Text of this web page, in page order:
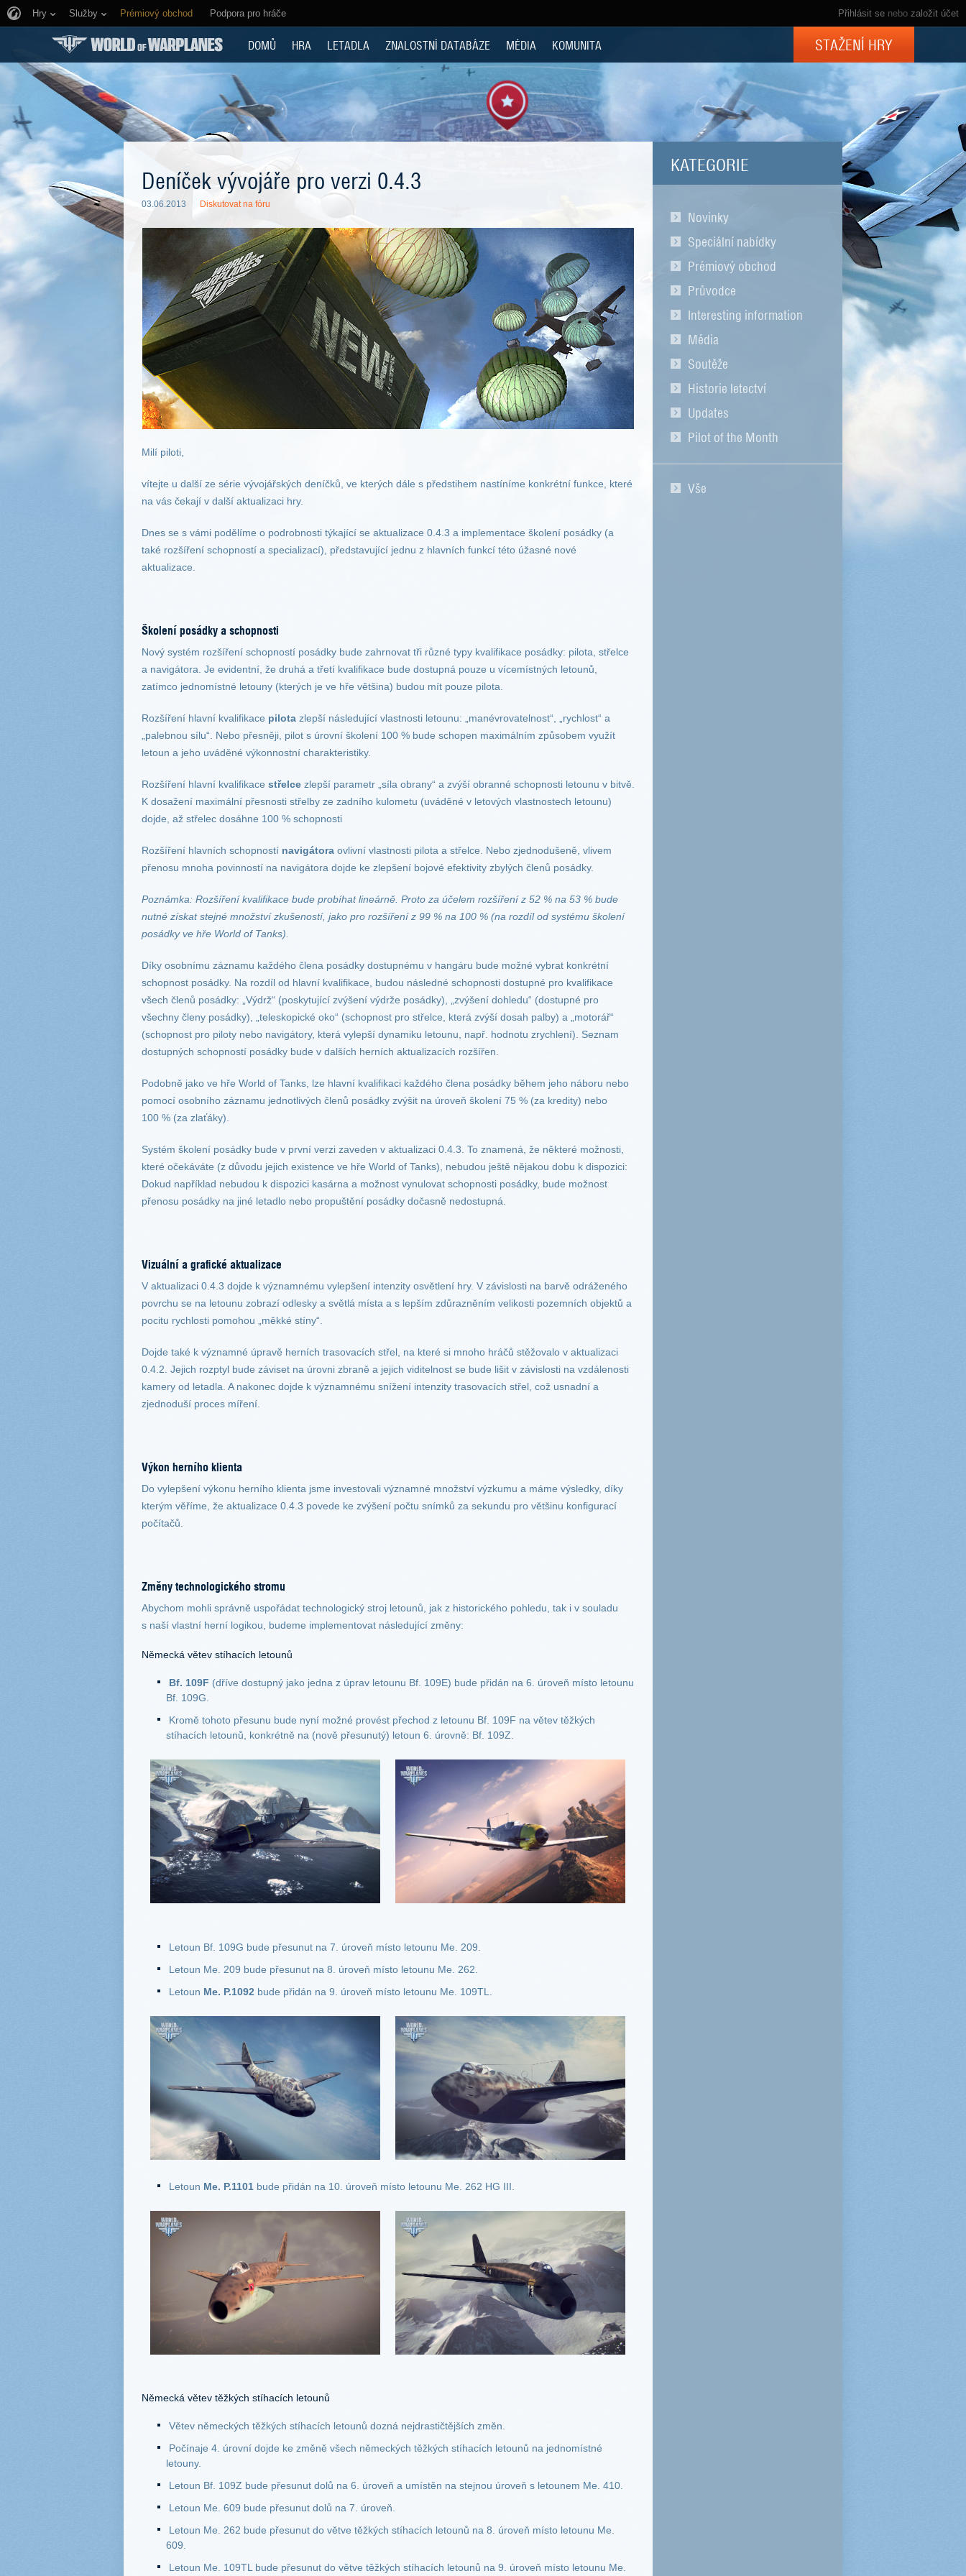
Přihlásit se nebo založit účet
Hry Služby Prémiový obchod Podpora pro hráče
DOMŮ HRA LETADLA ZNALOSTNÍ DATABÁZE MÉDIA KOMUNITA STAŽENÍ HRY
KATEGORIE
Novinky
Speciální nabídky
Prémiový obchod
Průvodce
Interesting information
Média
Soutěže
Historie letectví
Updates
Pilot of the Month
Vše
Deníček vývojáře pro verzi 0.4.3
03.06.2013 Diskutovat na fóru
Milí piloti,
vítejte u další ze série vývojářských deníčků, ve kterých dále s předstihem nastíníme konkrétní funkce, které
na vás čekají v další aktualizaci hry.
Dnes se s vámi podělíme o podrobnosti týkající se aktualizace 0.4.3 a implementace školení posádky (a
také rozšíření schopností a specializací), představující jednu z hlavních funkcí této úžasné nové
aktualizace.
Školení posádky a schopnosti
Nový systém rozšíření schopností posádky bude zahrnovat tři různé typy kvalifikace posádky: pilota, střelce
a navigátora. Je evidentní, že druhá a třetí kvalifikace bude dostupná pouze u vícemístných letounů,
zatímco jednomístné letouny (kterých je ve hře většina) budou mít pouze pilota.
Rozšíření hlavní kvalifikace pilota zlepší následující vlastnosti letounu: „manévrovatelnost“, „rychlost“ a
„palebnou sílu“. Nebo přesněji, pilot s úrovní školení 100 % bude schopen maximálním způsobem využít
letoun a jeho uváděné výkonnostní charakteristiky.
Rozšíření hlavní kvalifikace střelce zlepší parametr „síla obrany“ a zvýší obranné schopnosti letounu v bitvě.
K dosažení maximální přesnosti střelby ze zadního kulometu (uváděné v letových vlastnostech letounu)
dojde, až střelec dosáhne 100 % schopnosti
Rozšíření hlavních schopností navigátora ovlivní vlastnosti pilota a střelce. Nebo zjednodušeně, vlivem
přenosu mnoha povinností na navigátora dojde ke zlepšení bojové efektivity zbylých členů posádky.
Poznámka: Rozšíření kvalifikace bude probíhat lineárně. Proto za účelem rozšíření z 52 % na 53 % bude
nutné získat stejné množství zkušeností, jako pro rozšíření z 99 % na 100 % (na rozdíl od systému školení
posádky ve hře World of Tanks).
Díky osobnímu záznamu každého člena posádky dostupnému v hangáru bude možné vybrat konkrétní
schopnost posádky. Na rozdíl od hlavní kvalifikace, budou následné schopnosti dostupné pro kvalifikace
všech členů posádky: „Výdrž“ (poskytující zvýšení výdrže posádky), „zvýšení dohledu“ (dostupné pro
všechny členy posádky), „teleskopické oko“ (schopnost pro střelce, která zvýší dosah palby) a „motorář“
(schopnost pro piloty nebo navigátory, která vylepší dynamiku letounu, např. hodnotu zrychlení). Seznam
dostupných schopností posádky bude v dalších herních aktualizacích rozšířen.
Podobně jako ve hře World of Tanks, lze hlavní kvalifikaci každého člena posádky během jeho náboru nebo
pomocí osobního záznamu jednotlivých členů posádky zvýšit na úroveň školení 75 % (za kredity) nebo
100 % (za zlaťáky).
Systém školení posádky bude v první verzi zaveden v aktualizaci 0.4.3. To znamená, že některé možnosti,
které očekáváte (z důvodu jejich existence ve hře World of Tanks), nebudou ještě nějakou dobu k dispozici:
Dokud například nebudou k dispozici kasárna a možnost vynulovat schopnosti posádky, bude možnost
přenosu posádky na jiné letadlo nebo propuštění posádky dočasně nedostupná.
Vizuální a grafické aktualizace
V aktualizaci 0.4.3 dojde k významnému vylepšení intenzity osvětlení hry. V závislosti na barvě odráženého
povrchu se na letounu zobrazí odlesky a světlá místa a s lepším zdůrazněním velikosti pozemních objektů a
pocitu rychlosti pomohou „měkké stíny“.
Dojde také k významné úpravě herních trasovacích střel, na které si mnoho hráčů stěžovalo v aktualizaci
0.4.2. Jejich rozptyl bude záviset na úrovni zbraně a jejich viditelnost se bude lišit v závislosti na vzdálenosti
kamery od letadla. A nakonec dojde k významnému snížení intenzity trasovacích střel, což usnadní a
zjednoduší proces míření.
Výkon herního klienta
Do vylepšení výkonu herního klienta jsme investovali významné množství výzkumu a máme výsledky, díky
kterým věříme, že aktualizace 0.4.3 povede ke zvýšení počtu snímků za sekundu pro většinu konfigurací
počítačů.
Změny technologického stromu
Abychom mohli správně uspořádat technologický stroj letounů, jak z historického pohledu, tak i v souladu
s naší vlastní herní logikou, budeme implementovat následující změny:
Německá větev stíhacích letounů
Bf. 109F (dříve dostupný jako jedna z úprav letounu Bf. 109E) bude přidán na 6. úroveň místo letounu
Bf. 109G.
Kromě tohoto přesunu bude nyní možné provést přechod z letounu Bf. 109F na větev těžkých
stíhacích letounů, konkrétně na (nově přesunutý) letoun 6. úrovně: Bf. 109Z.
Letoun Bf. 109G bude přesunut na 7. úroveň místo letounu Me. 209.
Letoun Me. 209 bude přesunut na 8. úroveň místo letounu Me. 262.
Letoun Me. P.1092 bude přidán na 9. úroveň místo letounu Me. 109TL.
Letoun Me. P.1101 bude přidán na 10. úroveň místo letounu Me. 262 HG III.
Německá větev těžkých stíhacích letounů
Větev německých těžkých stíhacích letounů dozná nejdrastičtějších změn.
Počínaje 4. úrovní dojde ke změně všech německých těžkých stíhacích letounů na jednomístné
letouny.
Letoun Bf. 109Z bude přesunut dolů na 6. úroveň a umístěn na stejnou úroveň s letounem Me. 410.
Letoun Me. 609 bude přesunut dolů na 7. úroveň.
Letoun Me. 262 bude přesunut do větve těžkých stíhacích letounů na 8. úroveň místo letounu Me.
609.
Letoun Me. 109TL bude přesunut do větve těžkých stíhacích letounů na 9. úroveň místo letounu Me.